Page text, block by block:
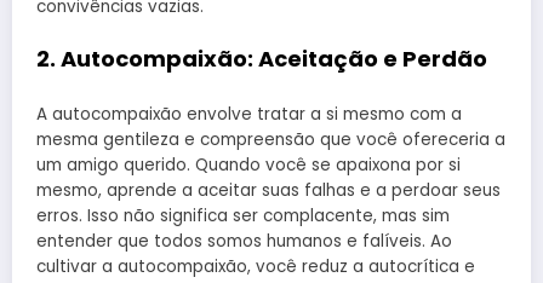
convivências vazias.
2. Autocompaixão: Aceitação e Perdão
A autocompaixão envolve tratar a si mesmo com a
mesma gentileza e compreensão que você ofereceria a
um amigo querido. Quando você se apaixona por si
mesmo, aprende a aceitar suas falhas e a perdoar seus
erros. Isso não significa ser complacente, mas sim
entender que todos somos humanos e falíveis. Ao
cultivar a autocompaixão, você reduz a autocrítica e